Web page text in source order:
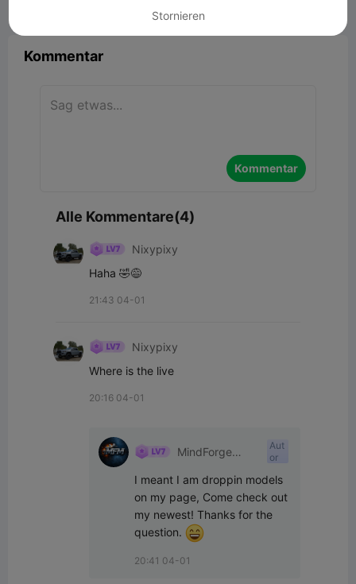
7
Kommentar
Kommentar
Alle Kommentare(4)
Nixypixy
Haha 🤣😅
21:43 04-01
Nixypixy
Where is the live
20:16 04-01
MindForge
Aut
or
I meant I am droppin models
on my page, Come check out
my newest! Thanks for the
question.
20:41 04-01
Stornieren